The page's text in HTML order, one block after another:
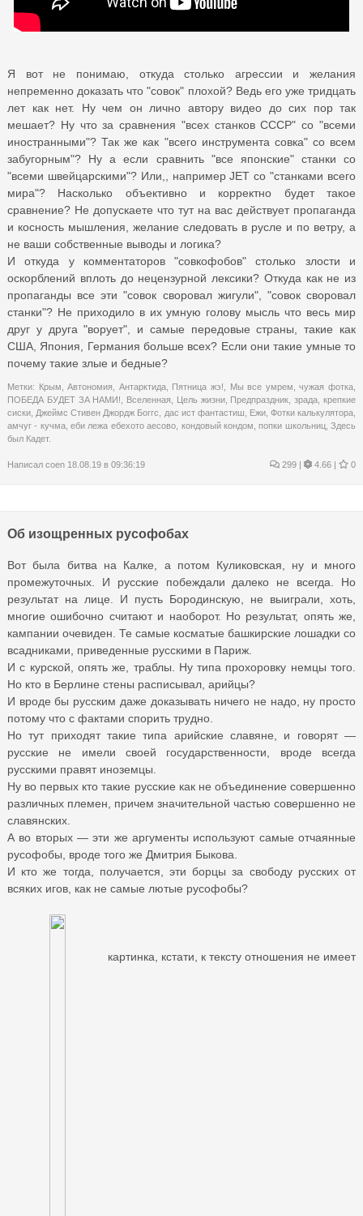
Я вот не понимаю, откуда столько агрессии и желания
непременно доказать что "совок" плохой? Ведь его уже тридцать
лет как нет. Ну чем он лично автору видео до сих пор так
мешает? Ну что за сравнения "всех станков СССР" со "всеми
иностранными"? Так же как "всего инструмента совка" со всем
забугорным"? Ну а если сравнить "все японские" станки со
"всеми швейцарскими"? Или,, например JET со "станками всего
мира"? Насколько объективно и корректно будет такое
сравнение? Не допускаете что тут на вас действует пропаганда
и косность мышления, желание следовать в русле и по ветру, а
не ваши собственные выводы и логика?
И откуда у комментаторов "совкофобов" столько злости и
оскорблений вплоть до нецензурной лексики? Откуда как не из
пропаганды все эти "совок своровал жигули", "совок своровал
станки"? Не приходило в их умную голову мысль что весь мир
друг у друга "ворует", и самые передовые страны, такие как
США, Япония, Германия больше всех? Если они такие умные то
почему такие злые и бедные?
Метки: Крым ,Автономия Антарктида, Пятница жэ! Мы все умрем ,чужая фотка
ПОБЕДА БУДЕТ ЗА НАМИ!
Вселенная Цель жизни, Предпраздник ,зрада ,крепкие
сиски Джеймс Стивен Джордж Боггс дас ист фантастиш Ежи, Фотки калькулятора
амчуг - кучма,еби лежа ебехото аесово кондовый кондом ,попки школьниц,Здесь
был Кадет.
Написал coen 18.08.19 в 09:36:19 299 | 4.66 | 0
Об изощренных русофобах
Вот была битва на Калке, а потом Куликовская, ну и много
промежуточных. И русские побеждали далеко не всегда. Но
результат на лице. И пусть Бородинскую, не выиграли, хоть,
многие ошибочно считают и наоборот. Но результат, опять же,
кампании очевиден. Те самые косматые башкирские лошадки со
всадниками, приведенные русскими в Париж.
И с курской, опять же, траблы. Ну типа прохоровку немцы того.
Но кто в Берлине стены расписывал, арийцы?
И вроде бы русским даже доказывать ничего не надо, ну просто
потому что с фактами спорить трудно.
Но тут приходят такие типа арийские славяне, и говорят —
русские не имели своей государственности, вроде всегда
русскими правят иноземцы.
Ну во первых кто такие русские как не объединение совершенно
различных племен, причем значительной частью совершенно не
славянских.
А во вторых — эти же аргументы используют самые отчаянные
русофобы, вроде того же Дмитрия Быкова.
И кто же тогда, получается, эти борцы за свободу русских от
всяких игов, как не самые лютые русофобы?
картинка, кстати, к тексту отношения не имеет